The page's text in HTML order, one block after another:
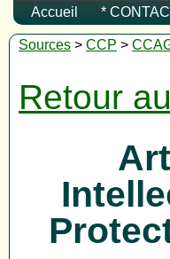
Accueil *
Sources > CCP >
Retour